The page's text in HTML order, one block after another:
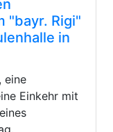
"bayr. Rigi"
in
eine
Einkehr mit